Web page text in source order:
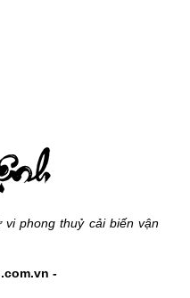
vi phong thuỷ cải biến vận
-